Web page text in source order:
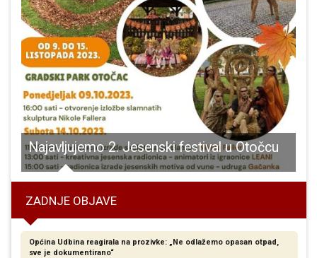
Najavljujemo 2. Jesenski festival u Otočcu
ZADNJE OBJAVE
Općina Udbina reagirala na prozivke: „Ne odlažemo opasan otpad,
sve je dokumentirano“